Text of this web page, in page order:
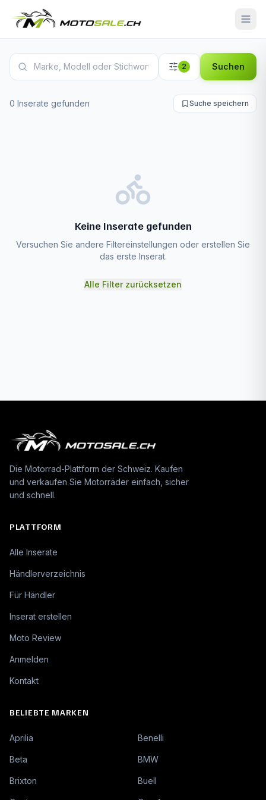
Moto Guzzi Norge Inserate
2 Suchen
0 Inserate gefunden Suche speichern
Keine Inserate gefunden
Versuchen Sie andere Filtereinstellungen oder erstellen Sie
das erste Inserat.
Alle Filter zurücksetzen
Die Motorrad-Plattform der Schweiz. Kaufen
und verkaufen Sie Motorräder einfach, sicher
und schnell.
PLATTFORM
Alle Inserate
Händlerverzeichnis
Für Händler
Inserat erstellen
Moto Review
Anmelden
Kontakt
BELIEBTE MARKEN
Aprilia Benelli
Beta BMW
Brixton Buell